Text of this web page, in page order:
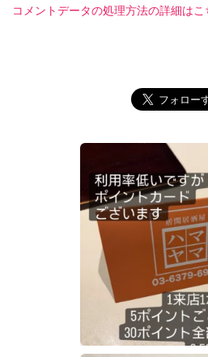
コメントデータの処理方法の詳細は